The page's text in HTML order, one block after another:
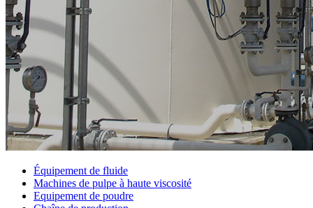
Équipement de fluide
Machines de pulpe à haute viscosité
Equipement de poudre